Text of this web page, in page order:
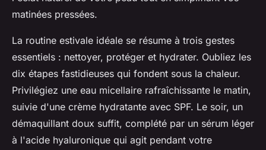
matinées pressées.
La routine estivale idéale se résume à trois gestes
essentiels : nettoyer, protéger et hydrater. Oubliez les
dix étapes fastidieuses qui fondent sous la chaleur.
Privilégiez une eau micellaire rafraîchissante le matin,
suivie d'une crème hydratante avec SPF. Le soir, un
démaquillant doux suffit, complété par un sérum léger
à l'acide hyaluronique qui agit pendant votre